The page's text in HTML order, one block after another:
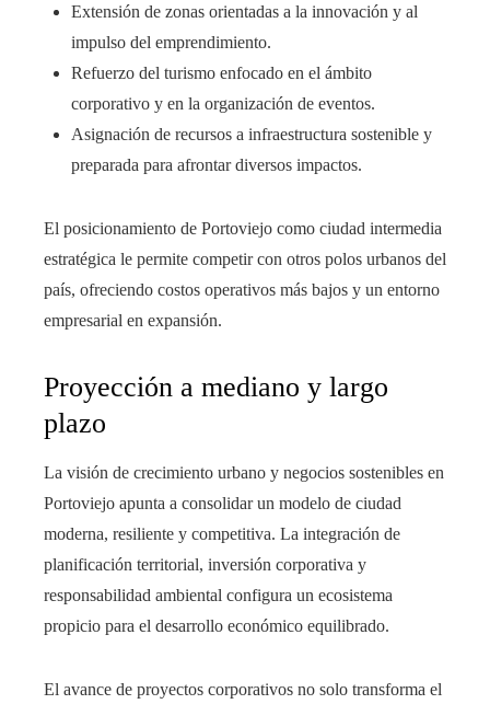
Extensión de zonas orientadas a la innovación y al
impulso del emprendimiento.
Refuerzo del turismo enfocado en el ámbito
corporativo y en la organización de eventos.
Asignación de recursos a infraestructura sostenible y
preparada para afrontar diversos impactos.
El posicionamiento de Portoviejo como ciudad intermedia
estratégica le permite competir con otros polos urbanos del
país, ofreciendo costos operativos más bajos y un entorno
empresarial en expansión.
Proyección a mediano y largo
plazo
La visión de crecimiento urbano y negocios sostenibles en
Portoviejo apunta a consolidar un modelo de ciudad
moderna, resiliente y competitiva. La integración de
planificación territorial, inversión corporativa y
responsabilidad ambiental configura un ecosistema
propicio para el desarrollo económico equilibrado.
El avance de proyectos corporativos no solo transforma el